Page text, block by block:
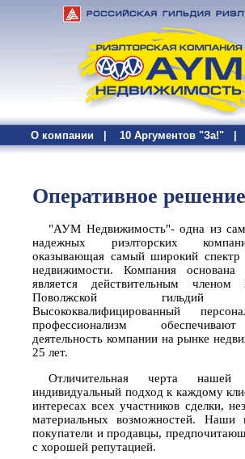
О компании | 10 Аргументов "За!"|
Оперативное
"АУМ Недвижимость"- одна из
надежных риэлторских
оказывающая самый широкий спектр
недвижимости. Компания
является действительным членом
Поволжской гильдий
Высококвалифицированный
профессионализм
деятельность компании на рынке
25 лет.
Отличительная черта
индивидуальный подход к каждому
интересах всех участников сделки,
материальных возможностей. Наши
покупатели и продавцы,
с хорошей репутацией.